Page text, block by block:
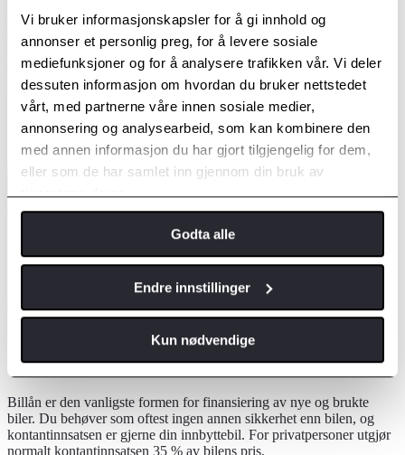
Vi bruker informasjonskapsler for å gi innhold og
annonser et personlig preg, for å levere sosiale
mediefunksjoner og for å analysere trafikken vår. Vi deler
dessuten informasjon om hvordan du bruker nettstedet
vårt, med partnerne våre innen sosiale medier,
annonsering og analysearbeid, som kan kombinere den
med annen informasjon du har gjort tilgjengelig for dem,
eller som de har samlet inn gjennom din bruk av
tjenestene deres.
Godta alle
Endre innstillinger
Kun nødvendige
Billån
Et fleksibelt finansieringsalternativ
Billån er den vanligste formen for finansiering av nye og brukte
biler. Du behøver som oftest ingen annen sikkerhet enn bilen, og
kontantinnsatsen er gjerne din innbyttebil. For privatpersoner utgjør
normalt kontantinnsatsen 35 % av bilens pris.